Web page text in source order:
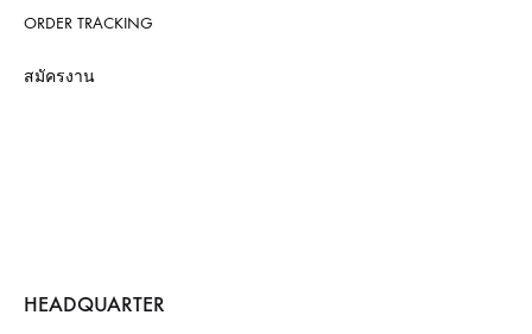
ORDER TRACKING
สมัครงาน
HEADQUARTER